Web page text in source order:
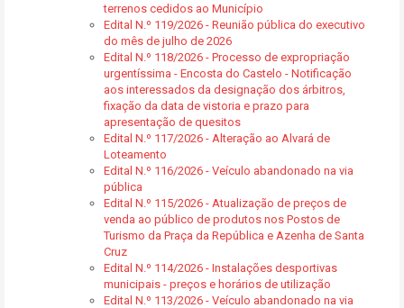
terrenos cedidos ao Município
Edital N.º 119/2026 - Reunião pública do executivo
do mês de julho de 2026
Edital N.º 118/2026 - Processo de expropriação
urgentíssima - Encosta do Castelo - Notificação
aos interessados da designação dos árbitros,
fixação da data de vistoria e prazo para
apresentação de quesitos
Edital N.º 117/2026 - Alteração ao Alvará de
Loteamento
Edital N.º 116/2026 - Veículo abandonado na via
pública
Edital N.º 115/2026 - Atualização de preços de
venda ao público de produtos nos Postos de
Turismo da Praça da República e Azenha de Santa
Cruz
Edital N.º 114/2026 - Instalações desportivas
municipais - preços e horários de utilização
Edital N.º 113/2026 - Veículo abandonado na via